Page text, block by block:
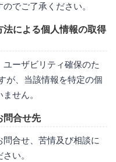
でご了承ください。
法による個人情報の取得
ーザビリティ確保のた
が、当該情報を特定の個
せん。
問合せ先
合せ、苦情及び相談に
い。